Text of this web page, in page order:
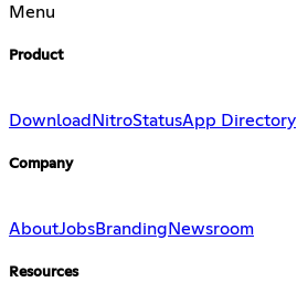
Menu
Product
Download NitroStatusApp Directory
Company
AboutJobsBranding Newsroom
Resources